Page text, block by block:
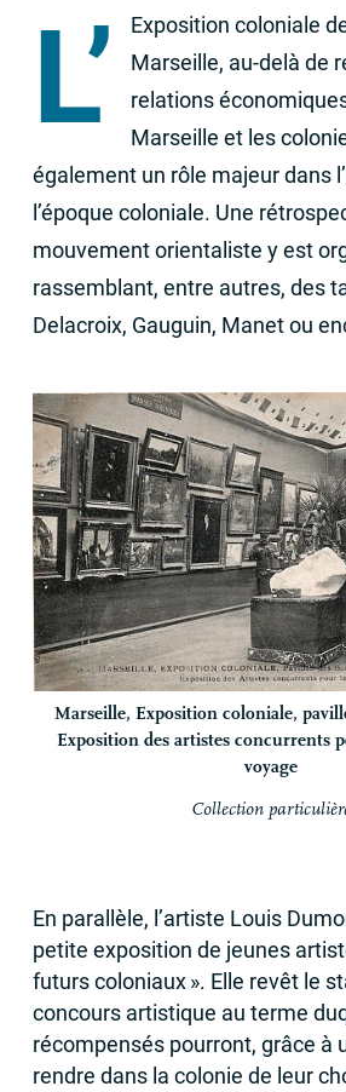
L’
Exposition coloniale
Marseille, au-delà de
relations
Marseille et les
également un rôle majeur dans
l’époque coloniale. Une
mouvement orientaliste y est
rassemblant, entre autres, des
Delacroix, Gauguin, Manet ou
Marseille, Exposition coloniale,
Exposition des artistes concurrents
voyage
Collection
En parallèle, l’artiste Louis
petite exposition de jeunes
futurs coloniaux ». Elle revêt le
concours artistique au terme
récompensés pourront, grâce à
rendre dans la colonie de leur